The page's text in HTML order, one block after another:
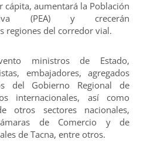
cápita, aumentará la Población
(PEA) y crecerán
regiones del corredor vial.
ministros de Estado,
embajadores, agregados
del Gobierno Regional de
internacionales, así como
otros sectores nacionales,
de Comercio y de
de Tacna, entre otros.